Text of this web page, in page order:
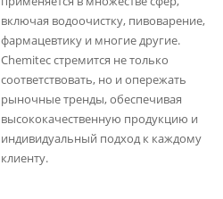
включая водоочистку, пивоварение,
фармацевтику и многие другие.
Chemitec стремится не только
соответствовать, но и опережать
рыночные тренды, обеспечивая
высококачественную продукцию и
индивидуальный подход к каждому
клиенту.